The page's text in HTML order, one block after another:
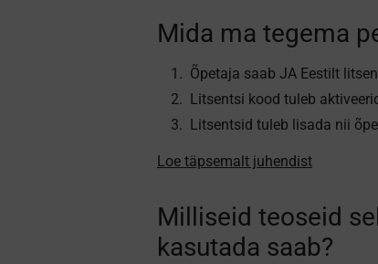
Mida ma tegema
Õpetaja saab JA Eestilt
Litsentsi kood tuleb
Litsentsid tuleb lisada nii
Loe täpsemalt juhendist
Milliseid teoseid
kasutada saab?